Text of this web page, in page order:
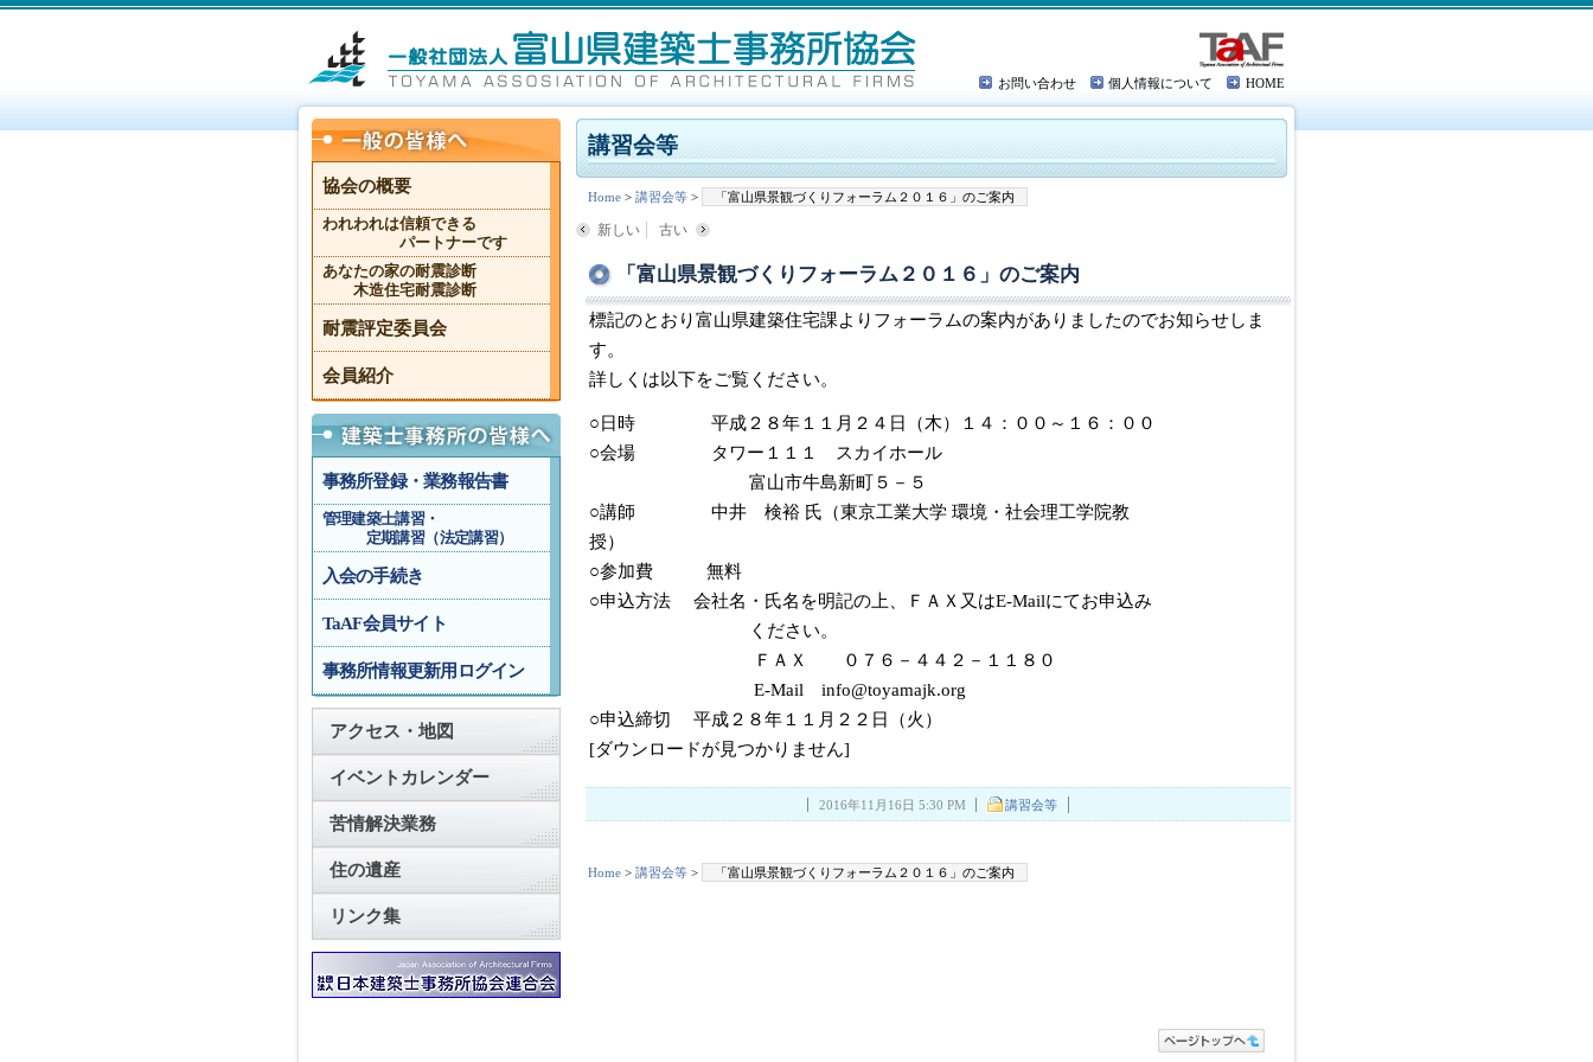
お問い合わせ 個人情報について HOME
講習会等
Home > 講習会等 > 「富山県景観づくりフォーラム２０１６」のご案内
新しい 古い
「富山県景観づくりフォーラム２０１６」のご案内
標記のとおり富山県建築住宅課よりフォーラムの案内がありましたのでお知らせしま
す。
詳しくは以下をご覧ください。
○日時 平成２８年１１月２４日（木）１４：００～１６：００
○会場 タワー１１１ スカイホール
富山市牛島新町５－５
○講師 中井 検裕 氏（東京工業大学 環境・社会理工学院教
授）
○参加費 無料
○申込方法 会社名・氏名を明記の上、ＦＡＸ又はE-Mailにてお申込み
ください。
ＦＡＸ ０７６－４４２－１１８０
E-Mail info@toyamajk.org
○申込締切 平成２８年１１月２２日（火）
[ダウンロードが見つかりません]
2016年11月16日 5:30 PM 講習会等
Home > 講習会等 > 「富山県景観づくりフォーラム２０１６」のご案内
協会の概要
われわれは信頼できる
パートナーです
あなたの家の耐震診断
木造住宅耐震診断
耐震評定委員会
会員紹介
事務所登録・業務報告書
管理建築士講習・
定期講習（法定講習）
入会の手続き
TaAF会員サイト
事務所情報更新用ログイン
アクセス・地図
イベントカレンダー
苦情解決業務
住の遺産
リンク集